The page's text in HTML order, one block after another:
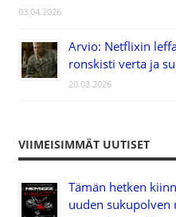
03.04.2026
Arvio: Netflixin
ronskisti verta ja
20.03.2026
VIIMEISIMMÄT UUTISET
Tämän hetken
uuden